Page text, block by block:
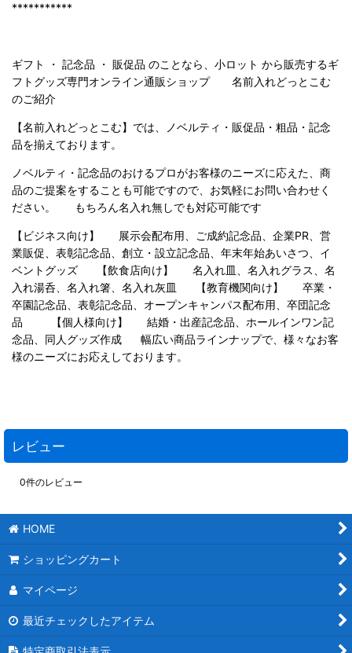
***********
ギフト ・ 記念品 ・ 販促品 のことなら、小ロット から販売するギ
フトグッズ専門オンライン通販ショップ 名前入れどっとこむ
のご紹介
【名前入れどっとこむ】では、ノベルティ・販促品・粗品・記念
品を揃えております。
ノベルティ・記念品のおけるプロがお客様のニーズに応えた、商
品のご提案をすることも可能ですので、お気軽にお問い合わせく
ださい。 もちろん名入れ無しでも対応可能です
【ビジネス向け】 展示会配布用、ご成約記念品、企業PR、営
業販促、表彰記念品、創立・設立記念品、年末年始あいさつ、イ
ベントグッズ 【飲食店向け】 名入れ皿、名入れグラス、名
入れ湯呑、名入れ箸、名入れ灰皿 【教育機関向け】 卒業・
卒園記念品、表彰記念品、オープンキャンパス配布用、卒団記念
品 【個人様向け】 結婚・出産記念品、ホールインワン記
念品、同人グッズ作成 幅広い商品ラインナップで、様々なお客
様のニーズにお応えしております。
レビュー
0件のレビュー
HOME
ショッピングカート
マイページ
最近チェックしたアイテム